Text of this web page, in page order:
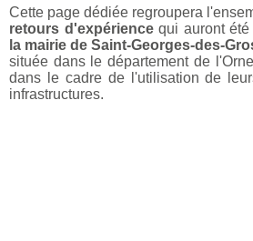
Cette page dédiée regroupera
retours d'expériencequi auront
la mairie de Saint-Georges-des-
située dans le département de
dans le cadre de l'utilisation de
infrastructures.